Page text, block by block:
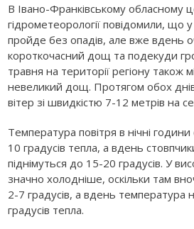
В Івано-Франківському обласному
гідрометеорології повідомили, що
пройде без опадів, але вже вдень
короткочасний дощ та подекуди
травня на території регіону також
невеликий дощ. Протягом обох
вітер зі швидкістю 7-12 метрів на
Температура повітря в нічні
10 градусів тепла, а вдень
піднімуться до 15-20 градусів. У
значно холодніше, оскільки там
2-7 градусів, а вдень
градусів тепла.